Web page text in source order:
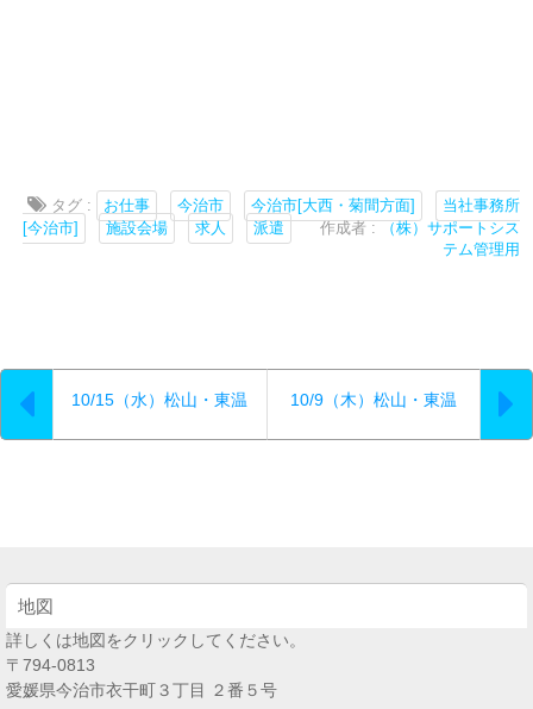
タグ : お仕事 今治市 今治市[大西・菊間方面]
当社事務所
[今治市]
施設会場 求人 派遣 作成者 :
（株）サポートシス
テム管理用
10/15（水）松山・東温 10/9（木）松山・東温
地図
詳しくは地図をクリックしてください。
〒794-0813
愛媛県今治市衣干町３丁目 ２番５号